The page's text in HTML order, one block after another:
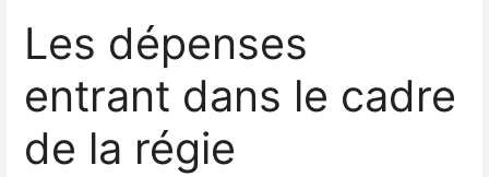
Les dépenses
entrant dans le cadre
de la régie